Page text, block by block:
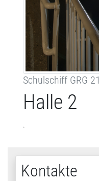
Schulschiff GRG 21
Halle 2
.
Kontakte